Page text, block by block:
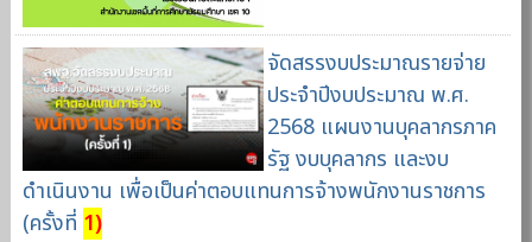
จัดสรรงบประมาณรายจ่าย
ประจำปีงบประมาณ พ.ศ.
2568 แผนงานบุคลากรภาค
รัฐ งบบุคลากร และงบ
ดำเนินงาน เพื่อเป็นค่าตอบแทนการจ้างพนักงานราชการ
(ครั้งที่ 1)